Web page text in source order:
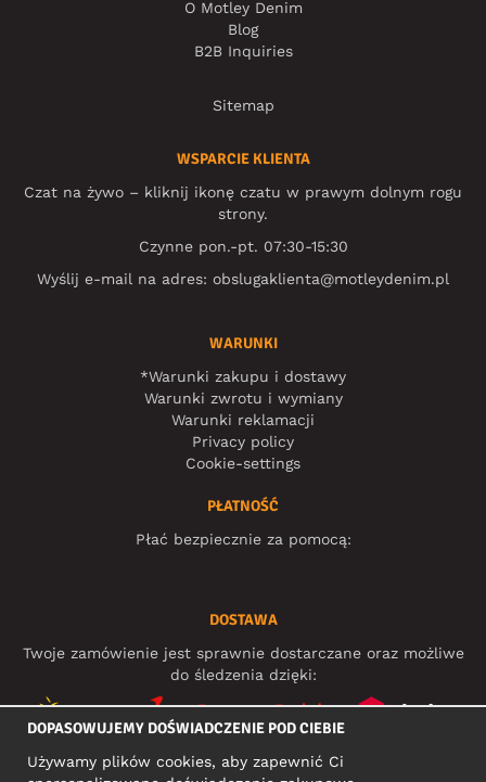
O Motley Denim
Blog
B2B Inquiries
Sitemap
WSPARCIE KLIENTA
Czat na żywo – kliknij ikonę czatu w prawym dolnym rogu
strony.
Czynne pon.-pt. 07:30-15:30
Wyślij e-mail na adres: obslugaklienta@motleydenim.pl
WARUNKI
*Warunki zakupu i dostawy
Warunki zwrotu i wymiany
Warunki reklamacji
Privacy policy
Cookie-settings
PŁATNOŚĆ
Płać bezpiecznie za pomocą:
DOSTAWA
Twoje zamówienie jest sprawnie dostarczane oraz możliwe
do śledzenia dzięki:
MEDIA SPOŁECZNOŚCIOWE
DOPASOWUJEMY DOŚWIADCZENIE POD CIEBIE
Używamy plików cookies, aby zapewnić Ci